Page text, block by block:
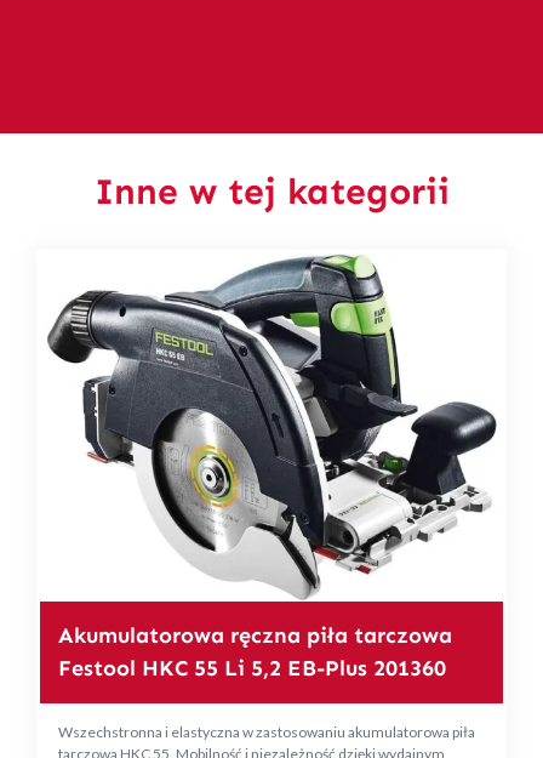
Inne w tej kategorii
Akumulatorowa ręczna piła tarczowa
Festool HKC 55 Li 5,2 EB-Plus 201360
Wszechstronna i elastyczna w zastosowaniu akumulatorowa piła
tarczowa HKC 55. Mobilność i niezależność dzięki wydajnym